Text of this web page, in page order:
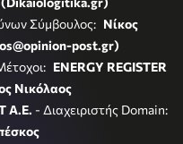
Σύμβουλος: Νίκος
post.gr)
ENERGY REGISTER
Νικόλαος
A.E. - Διαχειριστής Domain: